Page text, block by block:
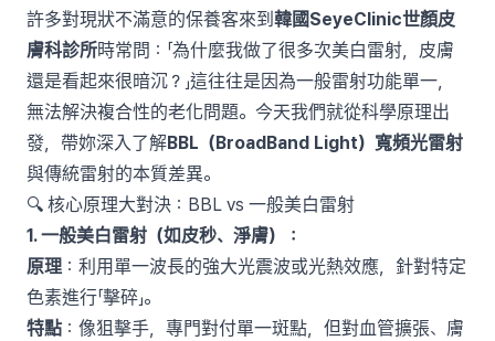
許多對現狀不滿意的保養客來到 韓國SeyeClinic世顏皮
膚科診所時常問：「為什麼我做了很多次美白雷射，皮膚
還是看起來很暗沉？」這往往是因為一般雷射功能單一，
無法解決複合性的老化問題。今天我們就從科學原理出
發，帶妳深入了解BBL（BroadBand Light）寬頻光雷射
與傳統雷射的本質差異。
🔍 核心原理大對決：BBL vs 一般美白雷射
1. 一般美白雷射（如皮秒、淨膚）：
原理 ：利用單一波長的強大光震波或光熱效應，針對特定
色素進行「擊碎」。
特點 ：像狙擊手，專門對付單一斑點，但對血管擴張、膚